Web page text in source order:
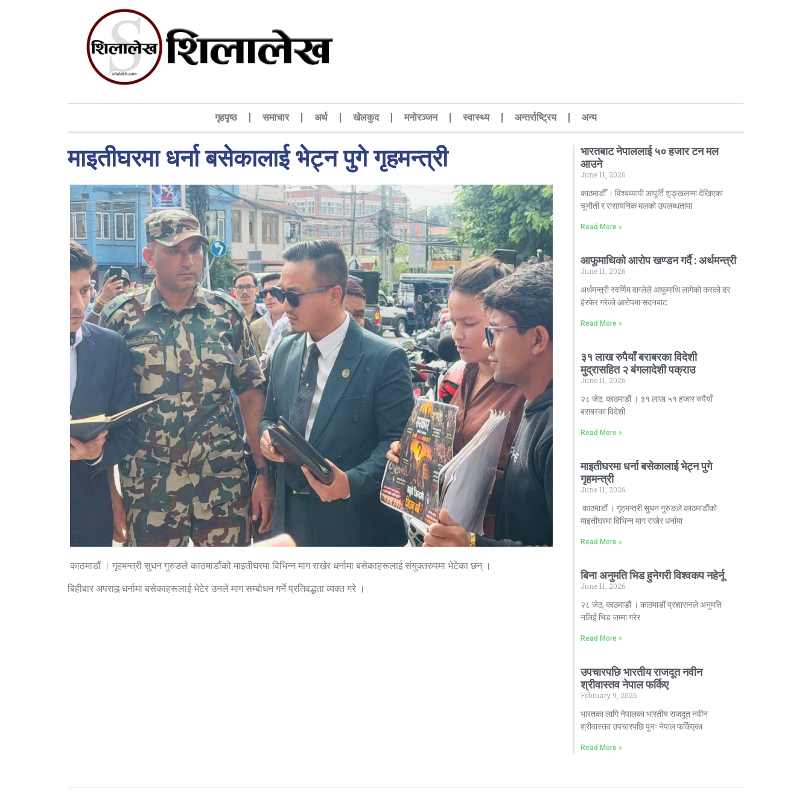
गृहपृष्ठ समाचार अर्थ खेलकुद मनोरञ्जन स्वास्थ्य अन्तर्राष्ट्रिय अन्य
माइतीघरमा धर्ना बसेकालाई भेट्न पुगे गृहमन्त्री
काठमाडौं । गृहमन्त्री सुधन गुरुङले काठमाडौंको माइतीघरमा विभिन्न माग राखेर धर्नामा बसेकाहरूलाई संयुक्तरुपमा भेटेका छन् ।
बिहीबार अपराह्न धर्नामा बसेकाहरूलाई भेटेर उनले माग सम्बोधन गर्ने प्रतिवद्धता व्यक्त गरे ।
भारतबाट नेपाललाई ५० हजार टन मल
आउने
June 11, 2026
काठमाडौँ । विश्वव्यापी आपूर्ति शृङ्खलामा देखिएका
चुनौती र रासायनिक मलको उपलब्धतामा
Read More »
आफूमाथिको आरोप खण्डन गर्दै : अर्थमन्त्री
June 11, 2026
अर्थमन्त्री स्वर्णिम वाग्लेले आफूमाथि लागेको करको दर
हेरफेर गरेको आरोपमा सदनबाट
Read More »
३१ लाख रुपैयाँ बराबरका विदेशी
मुद्रासहित २ बंगलादेशी पक्राउ
June 11, 2026
२८ जेठ, काठमाडौं । ३१ लाख ५१ हजार रुपैयाँ
बराबरका विदेशी
Read More »
माइतीघरमा धर्ना बसेकालाई भेट्न पुगे
गृहमन्त्री
June 11, 2026
काठमाडौं । गृहमन्त्री सुधन गुरुङले काठमाडौंको
माइतीघरमा विभिन्न माग राखेर धर्नामा
Read More »
बिना अनुमति भिड हुनेगरी विश्वकप नहेर्नू
June 11, 2026
२८ जेठ, काठमाडौं । काठमाडौं प्रशासनले अनुमति
नलिई भिड जम्मा गरेर
Read More »
उपचारपछि भारतीय राजदूत नवीन
श्रीवास्तव नेपाल फर्किए
February 9, 2026
भारतका लागि नेपालका भारतीय राजदूत नवीन
श्रीवास्तव उपचारपछि पुनः नेपाल फर्किएका
Read More »